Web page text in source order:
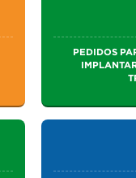
PEDIDOS